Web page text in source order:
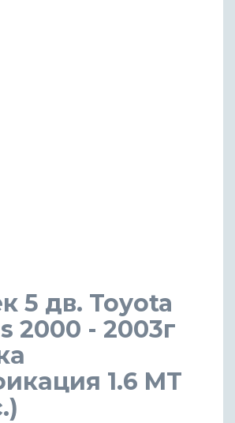
5 дв. Toyota
2000 - 2003г
1.6 MT